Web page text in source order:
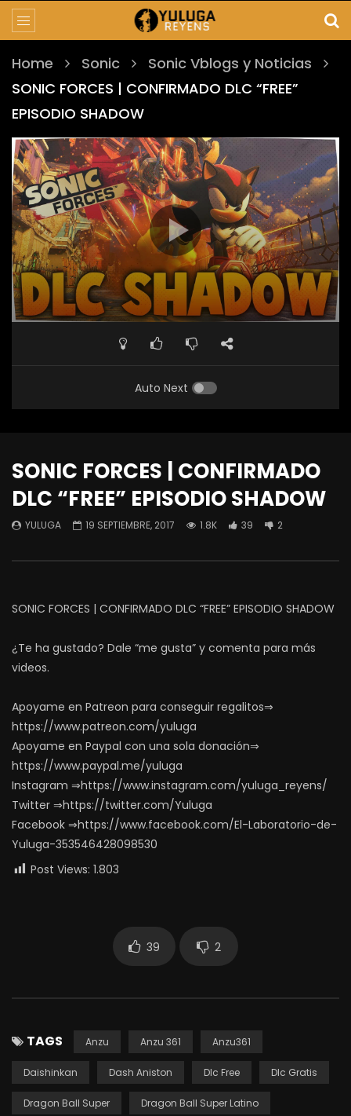
Home Sonic
Sonic Vblogs y Noticias
SONIC FORCES | CONFIRMADO DLC “FREE”
EPISODIO SHADOW
Auto Next
SONIC FORCES | CONFIRMADO
DLC “FREE” EPISODIO SHADOW
YULUGA 19 SEPTIEMBRE, 2017 1.8K 39 2
SONIC FORCES | CONFIRMADO DLC “FREE” EPISODIO SHADOW
¿Te ha gustado? Dale “me gusta” y comenta para más
videos.
Apoyame en Patreon para conseguir regalitos⇒
https://www.patreon.com/yuluga
Apoyame en Paypal con una sola donación⇒
https://www.paypal.me/yuluga
Instagram ⇒https://www.instagram.com/yuluga_reyens/
Twitter ⇒https://twitter.com/Yuluga
Facebook ⇒https://www.facebook.com/El-Laboratorio-de-
Yuluga-353546428098530
Post Views: 1.803
39 2
TAGS Anzu Anzu 361 Anzu361
Daishinkan Dash Aniston Dlc Free Dlc Gratis
Dragon Ball Super Dragon Ball Super Latino